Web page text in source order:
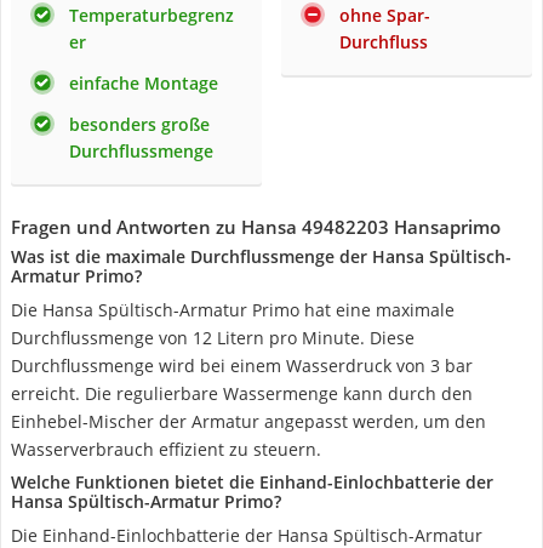
Temperaturbegrenz
er
einfache Montage
besonders große
Durchflussmenge
ohne Spar-
Durchfluss
Fragen und Antworten zu Hansa 49482203 Hansaprimo
Was ist die maximale Durchflussmenge der Hansa Spültisch-
Armatur Primo?
Die Hansa Spültisch-Armatur Primo hat eine maximale
Durchflussmenge von 12 Litern pro Minute. Diese
Durchflussmenge wird bei einem Wasserdruck von 3 bar
erreicht. Die regulierbare Wassermenge kann durch den
Einhebel-Mischer der Armatur angepasst werden, um den
Wasserverbrauch effizient zu steuern.
Welche Funktionen bietet die Einhand-Einlochbatterie der
Hansa Spültisch-Armatur Primo?
Die Einhand-Einlochbatterie der Hansa Spültisch-Armatur